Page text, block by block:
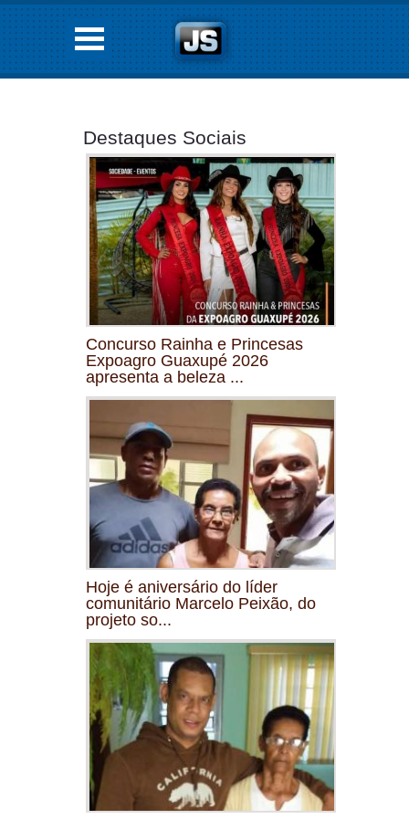
Destaques Sociais
Concurso Rainha e Princesas
Expoagro Guaxupé 2026
apresenta a beleza ...
Hoje é aniversário do líder
comunitário Marcelo Peixão, do
projeto so...